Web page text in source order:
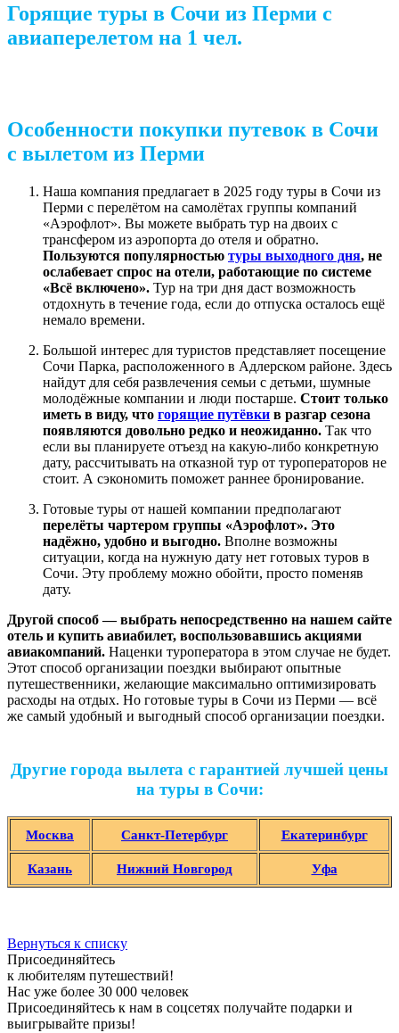
Горящие туры в Сочи из Перми с
авиаперелетом на 1 чел.
Особенности покупки путевок в Сочи
с вылетом из Перми
Наша компания предлагает в 2025 году туры в Сочи из
Перми с перелётом на самолётах группы компаний
«Аэрофлот». Вы можете выбрать тур на двоих с
трансфером из аэропорта до отеля и обратно.
Пользуются популярностью туры выходного дня, не
ослабевает спрос на отели, работающие по системе
«Всё включено». Тур на три дня даст возможность
отдохнуть в течение года, если до отпуска осталось ещё
немало времени.
Большой интерес для туристов представляет посещение
Сочи Парка, расположенного в Адлерском районе. Здесь
найдут для себя развлечения семьи с детьми, шумные
молодёжные компании и люди постарше. Стоит только
иметь в виду, что горящие путёвки в разгар сезона
появляются довольно редко и неожиданно. Так что
если вы планируете отъезд на какую-либо конкретную
дату, рассчитывать на отказной тур от туроператоров не
стоит. А сэкономить поможет раннее бронирование.
Готовые туры от нашей компании предполагают
перелёты чартером группы «Аэрофлот». Это
надёжно, удобно и выгодно. Вполне возможны
ситуации, когда на нужную дату нет готовых туров в
Сочи. Эту проблему можно обойти, просто поменяв
дату.
Другой способ — выбрать непосредственно на нашем сайте
отель и купить авиабилет, воспользовавшись акциями
авиакомпаний. Наценки туроператора в этом случае не будет.
Этот способ организации поездки выбирают опытные
путешественники, желающие максимально оптимизировать
расходы на отдых. Но готовые туры в Сочи из Перми — всё
же самый удобный и выгодный способ организации поездки.
Другие города вылета с гарантией лучшей цены
на туры в Сочи:
Москва Санкт-Петербург Екатеринбург
Казань Нижний Новгород Уфа
Вернуться к списку
Присоединяйтесь
к любителям путешествий!
Нас уже более 30 000 человек
Присоединяйтесь к нам в соцсетях получайте подарки и
выигрывайте призы!